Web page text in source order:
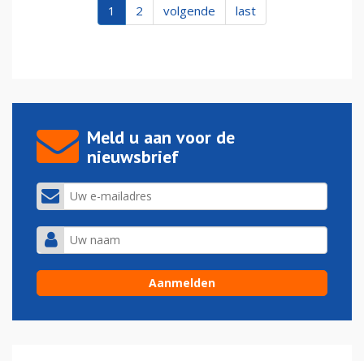
1 2 volgende last
Meld u aan voor de
nieuwsbrief